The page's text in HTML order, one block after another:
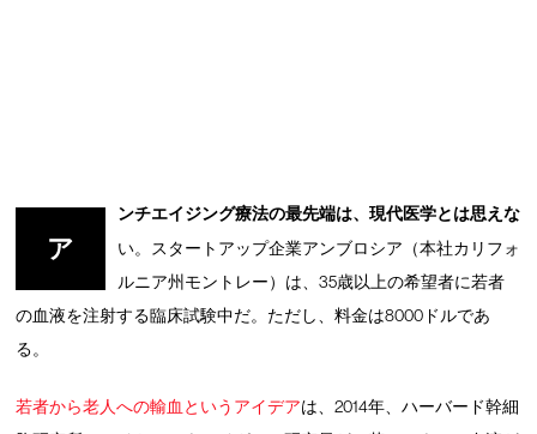
ア
ンチエイジング療法の最先端は、現代医学とは思えな
い。スタートアップ企業アンブロシア（本社カリフォ
ルニア州モントレー）は、35歳以上の希望者に若者
の血液を注射する臨床試験中だ。ただし、料金は8000ドルであ
る。
若者から老人への輸血というアイデアは、2014年、ハーバード幹細